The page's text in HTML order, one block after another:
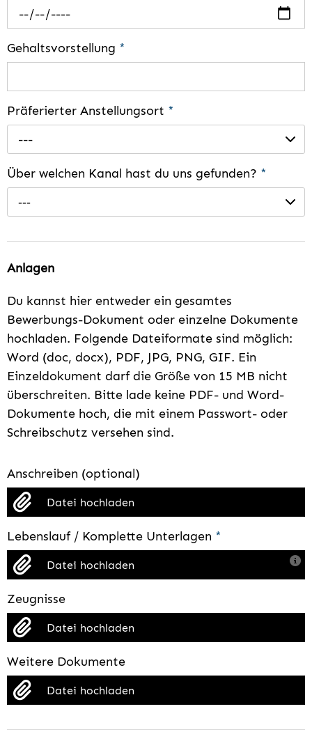
Gehaltsvorstellung *
Präferierter Anstellungsort *
---
Über welchen Kanal hast du uns gefunden? *
---
Anlagen
Du kannst hier entweder ein gesamtes
Bewerbungs-Dokument oder einzelne Dokumente
hochladen. Folgende Dateiformate sind möglich:
Word (doc, docx), PDF, JPG, PNG, GIF. Ein
Einzeldokument darf die Größe von 15 MB nicht
überschreiten. Bitte lade keine PDF- und Word-
Dokumente hoch, die mit einem Passwort- oder
Schreibschutz versehen sind.
Anschreiben (optional)
Datei hochladen
Lebenslauf / Komplette Unterlagen *
Datei hochladen
Zeugnisse
Datei hochladen
Weitere Dokumente
Datei hochladen